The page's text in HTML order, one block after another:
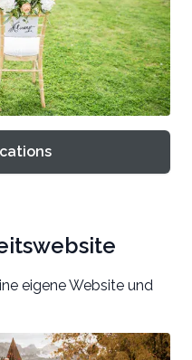
eigene Website und